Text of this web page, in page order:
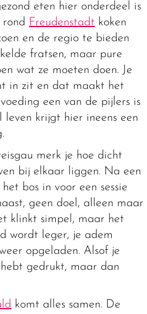
eten hier onderdeel is
rond Freudenstadt koken
en de regio te bieden
fratsen, maar pure
wat ze moeten doen. Je
in zit en dat maakt het
een van de pijlers is
krijgt hier ineens een
merk je hoe dicht
bij elkaar liggen. Na een
bos in voor een sessie
geen doel, alleen maar
klinkt simpel, maar het
wordt leger, je adem
opgeladen. Alsof je
gedrukt, maar dan
komt alles samen. De